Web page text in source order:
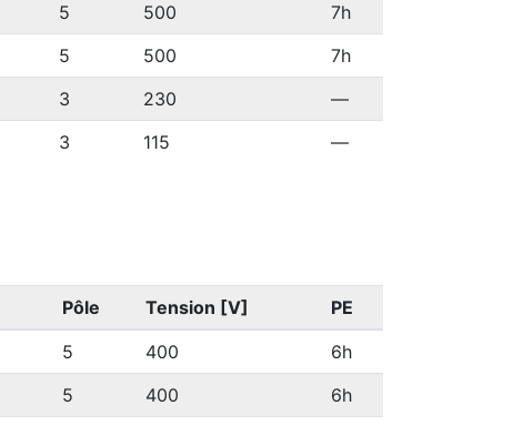
5 500
7h
5 500
7h
3 230
—
3 115 —
Pôle Tension [V]
PE
5 400
6h
5 400
6h